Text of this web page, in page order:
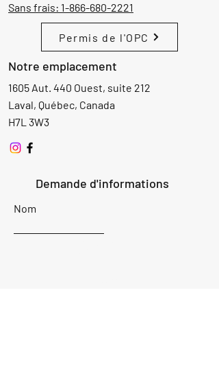
Sans frais: 1-866-680-2221
Permis de l'OPC
Notre emplacement
1605 Aut. 440 Ouest, suite 212
Laval, Québec, Canada
H7L 3W3
Demande d'informations
Nom